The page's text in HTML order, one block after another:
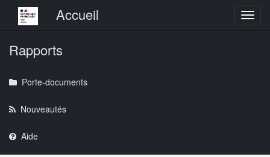
Menu principalAccueil
Rapports
Porte-documents
Nouveautés
Aide